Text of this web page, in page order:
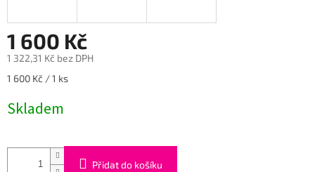
1 600 Kč
1 322,31 Kč bez DPH
Měrná
1 600 Kč / 1 ks
Skladem
Přidat do košíku